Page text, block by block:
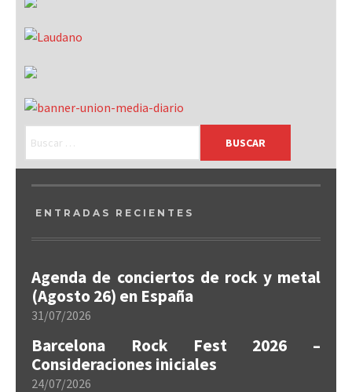
ENTRADAS RECIENTES
Agenda de conciertos de rock y metal
(Agosto 26) en España
31/07/2026
Barcelona Rock Fest 2026 –
Consideraciones iniciales
24/07/2026